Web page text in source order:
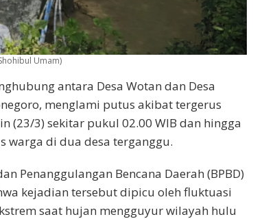
Umam)
antara Desa Wotan dan Desa
menglami putus akibat tergerus
(23/3) sekitar pukul 02.00 WIB dan hingga
warga di dua desa terganggu.
Penanggulangan Bencana Daerah (BPBD)
kejadian tersebut dipicu oleh fluktuasi
saat hujan mengguyur wilayah hulu